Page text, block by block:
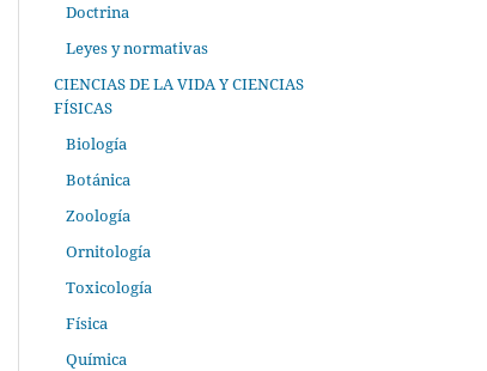
Doctrina
Leyes y normativas
CIENCIAS DE LA VIDA Y CIENCIAS
FÍSICAS
Biología
Botánica
Zoología
Ornitología
Toxicología
Física
Química